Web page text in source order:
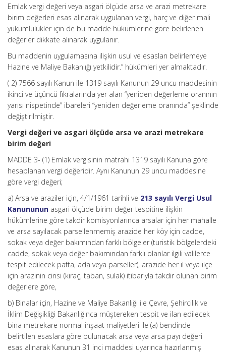
Emlak vergi değeri veya asgari ölçüde arsa ve arazi metrekare
birim değerleri esas alınarak uygulanan vergi, harç ve diğer mali
yükümlülükler için de bu madde hükümlerine göre belirlenen
değerler dikkate alınarak uygulanır.
Bu maddenin uygulamasına ilişkin usul ve esasları belirlemeye
Hazine ve Maliye Bakanlığı yetkilidir.” hükümleri yer almaktadır.
( 2) 7566 sayılı Kanun ile 1319 sayılı Kanunun 29 uncu maddesinin
ikinci ve üçüncü fıkralarında yer alan “yeniden değerleme oranının
yarısı nispetinde” ibareleri “yeniden değerleme oranında” şeklinde
değiştirilmiştir.
Vergi değeri ve asgari ölçüde arsa ve arazi metrekare
birim değeri
MADDE 3- (1) Emlak vergisinin matrahı 1319 sayılı Kanuna göre
hesaplanan vergi değeridir. Aynı Kanunun 29 uncu maddesine
göre vergi değeri;
a) Arsa ve araziler için, 4/1/1961 tarihli ve 213 sayılı Vergi Usul
Kanununun asgari ölçüde birim değer tespitine ilişkin
hükümlerine göre takdir komisyonlarınca arsalar için her mahalle
ve arsa sayılacak parsellenmemiş arazide her köy için cadde,
sokak veya değer bakımından farklı bölgeler (turistik bölgelerdeki
cadde, sokak veya değer bakımından farklı olanlar ilgili valilerce
tespit edilecek pafta, ada veya parseller), arazide her il veya ilçe
için arazinin cinsi (kıraç, taban, sulak) itibarıyla takdir olunan birim
değerlere göre,
b) Binalar için, Hazine ve Maliye Bakanlığı ile Çevre, Şehircilik ve
İklim Değişikliği Bakanlığınca müştereken tespit ve ilan edilecek
bina metrekare normal inşaat maliyetleri ile (a) bendinde
belirtilen esaslara göre bulunacak arsa veya arsa payı değeri
esas alınarak Kanunun 31 inci maddesi uyarınca hazırlanmış